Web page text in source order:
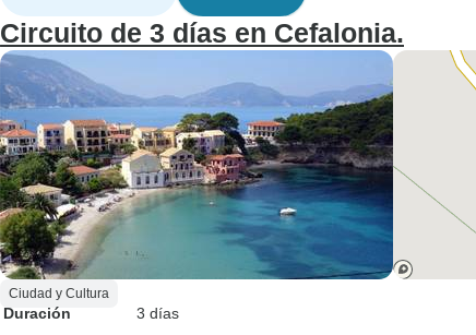
Circuito de 3 días en Cefalonia.
Ciudad y Cultura
Duración
3 días